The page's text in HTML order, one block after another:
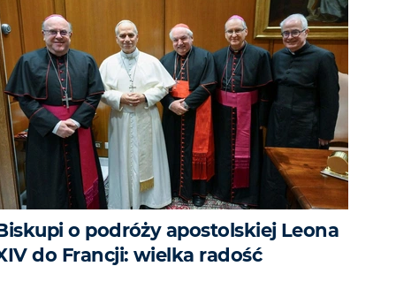
o podróży apostolskiej Leona
do Francji: wielka radość